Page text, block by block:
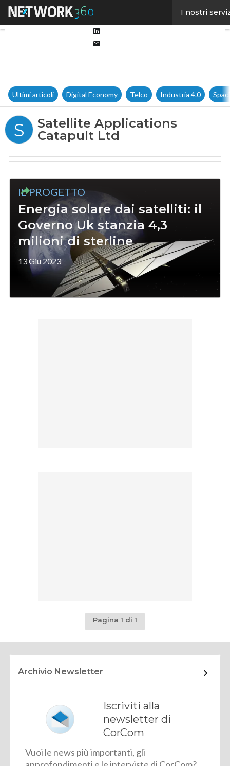
I nostri
Ultimi articoli Digital Economy Telco Industria 4.0
S
Satellite Applications
Catapult Ltd
IL PROGETTO
Energia solare dai satelliti: il
Governo Uk stanzia 4,3
milioni di sterline
13 Giu 2023
Pagina 1 di 1
Archivio Newsletter
Iscriviti alla
newsletter di
CorCom
Vuoi le news più importanti, gli